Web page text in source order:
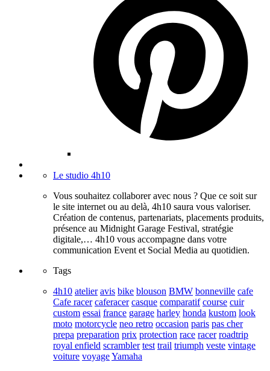
Le studio 4h10
Vous souhaitez collaborer avec nous ? Que ce soit sur
le site internet ou au delà, 4h10 saura vous valoriser.
Création de contenus, partenariats, placements produits,
présence au Midnight Garage Festival, stratégie
digitale,… 4h10 vous accompagne dans votre
communication Event et Social Media au quotidien.
Tags
4h10 atelier avis bike blouson BMW bonneville cafe
Cafe racer caferacer casque comparatif course cuir
custom essai france garage harley honda kustom look
moto motorcycle neo retro occasion paris pas cher
prepa preparation prix protection race racer roadtrip
royal enfield scrambler test trail triumph veste vintage
voiture voyageYamaha